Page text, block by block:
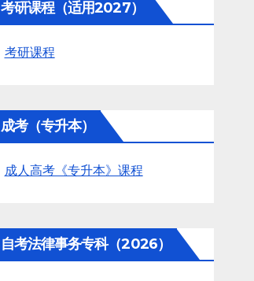
考研课程（适用2027）
考研课程
成考（专升本）
成人高考《专升本》课程
自考法律事务专科（2026）